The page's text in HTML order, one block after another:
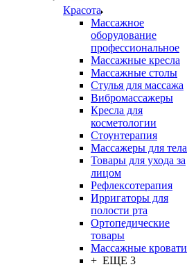
Красота
Массажное
оборудование
профессиональное
Массажные кресла
Массажные столы
Стулья для массажа
Вибромассажеры
Кресла для
косметологии
Стоунтерапия
Массажеры для тела
Товары для ухода за
лицом
Рефлексотерапия
Ирригаторы для
полости рта
Ортопедические
товары
Массажные кровати
+ ЕЩЕ 3